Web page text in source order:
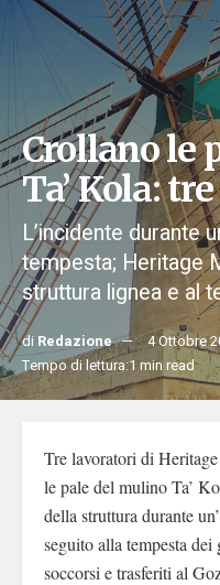
Crollano le
Ta’ Kola:
L’incidente durante
tempesta; Heritage
struttura lignea e al
di Redazione 4 Ottobre
Tempo di lettura:1 min read
Tre lavoratori di
le pale del mulino Ta’
della struttura durante
seguito alla tempesta
soccorsi e trasferiti al